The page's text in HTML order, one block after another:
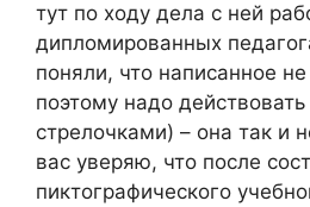
тут по ходу дела с ней
дипломированных
поняли, что написанное
поэтому надо
стрелочками) – она так и
вас уверяю, что после
пиктографического